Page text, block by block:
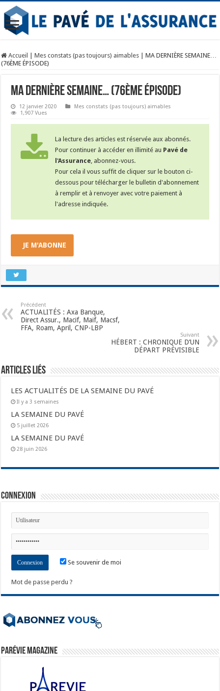
Accueil Mes constats (pas toujours) aimables
MA DERNIÈRE SEMAINE…
(76ÈME ÉPISODE)
MA DERNIÈRE SEMAINE… (76ÈME ÉPISODE)
12 janvier 2020
Mes constats (pas toujours) aimables
1,907 Vues
La lecture des articles est réservée aux abonnés.
Pour continuer à accéder en illimité au Pavé de
l'Assurance , abonnez-vous.
Pour cela il vous suffit de cliquer sur le bouton ci-
dessous pour télécharger le bulletin d'abonnement
à remplir et à renvoyer avec votre paiement à
l'adresse indiquée.
JE M'ABONNE
Précédent
ACTUALITÉS : Axa Banque,
Direct Assur., Macif, Maif, Macsf,
FFA, Roam, April, CNP-LBP
Suivant
HÉBERT : CHRONIQUE D’UN
DÉPART PRÉVISIBLE
Articles liés
LES ACTUALITÉS DE LA SEMAINE DU PAVÉ
Il y a 3 semaines
LA SEMAINE DU PAVÉ
5 juillet 2026
LA SEMAINE DU PAVÉ
28 juin 2026
Connexion
Se souvenir de moi
Mot de passe perdu ?
ParéVie Magazine